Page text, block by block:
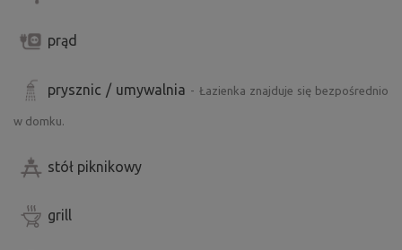
prąd
prysznic / umywalnia - Łazienka znajduje się bezpośrednio
w domku.
stół piknikowy
grill